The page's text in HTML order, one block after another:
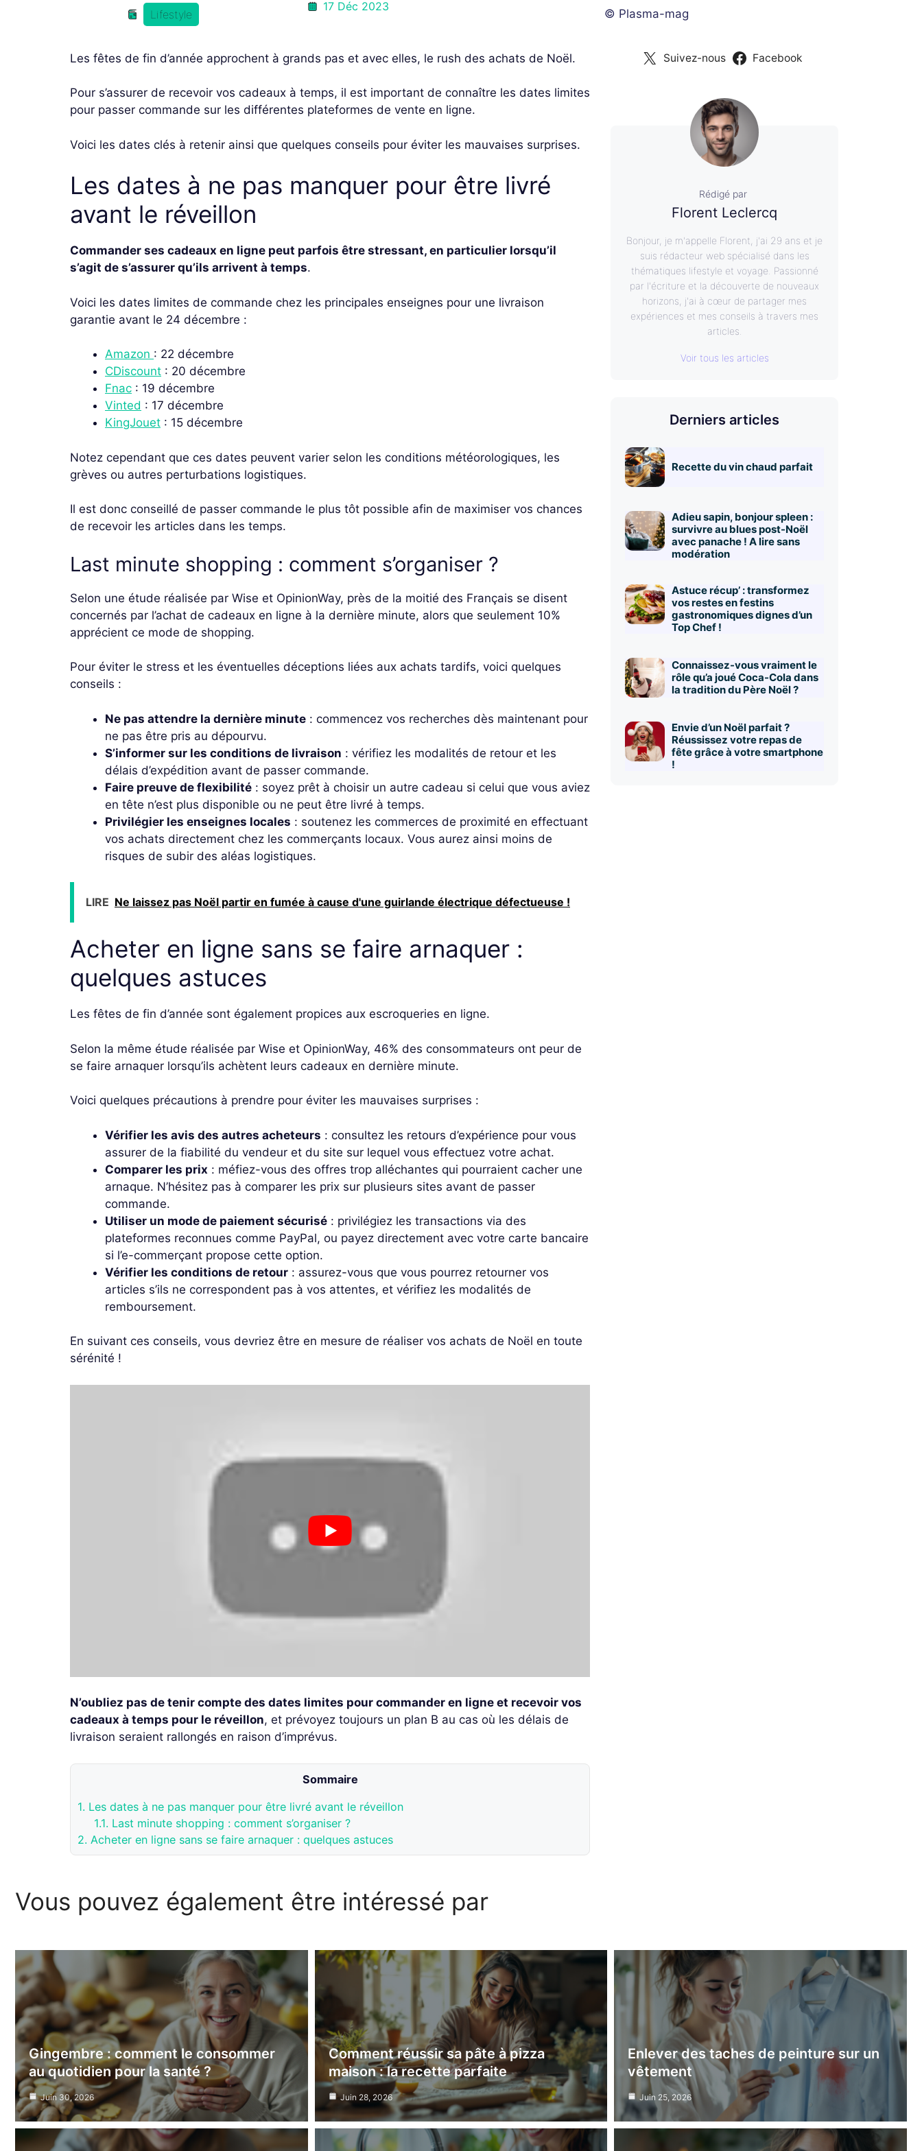
Lifestyle
17 Déc 2023
© Plasma-mag
Les fêtes de fin d’année approchent à grands pas et avec elles, le rush des achats de Noël.
Pour s’assurer de recevoir vos cadeaux à temps, il est important de connaître les dates limites
pour passer commande sur les différentes plateformes de vente en ligne.
Voici les dates clés à retenir ainsi que quelques conseils pour éviter les mauvaises surprises.
Les dates à ne pas manquer pour être livré
avant le réveillon
Commander ses cadeaux en ligne peut parfois être stressant, en particulier lorsqu’il
s’agit de s’assurer qu’ils arrivent à temps.
Voici les dates limites de commande chez les principales enseignes pour une livraison
garantie avant le 24 décembre :
Amazon : 22 décembre
CDiscount : 20 décembre
Fnac : 19 décembre
Vinted : 17 décembre
KingJouet : 15 décembre
Notez cependant que ces dates peuvent varier selon les conditions météorologiques, les
grèves ou autres perturbations logistiques.
Il est donc conseillé de passer commande le plus tôt possible afin de maximiser vos chances
de recevoir les articles dans les temps.
Last minute shopping : comment s’organiser ?
Selon une étude réalisée par Wise et OpinionWay, près de la moitié des Français se disent
concernés par l’achat de cadeaux en ligne à la dernière minute, alors que seulement 10%
apprécient ce mode de shopping.
Pour éviter le stress et les éventuelles déceptions liées aux achats tardifs, voici quelques
conseils :
Ne pas attendre la dernière minute : commencez vos recherches dès maintenant pour
ne pas être pris au dépourvu.
S’informer sur les conditions de livraison : vérifiez les modalités de retour et les
délais d’expédition avant de passer commande.
Faire preuve de flexibilité : soyez prêt à choisir un autre cadeau si celui que vous aviez
en tête n’est plus disponible ou ne peut être livré à temps.
Privilégier les enseignes locales : soutenez les commerces de proximité en effectuant
vos achats directement chez les commerçants locaux. Vous aurez ainsi moins de
risques de subir des aléas logistiques.
LIRE Ne laissez pas Noël partir en fumée à cause d'une guirlande électrique défectueuse !
Acheter en ligne sans se faire arnaquer :
quelques astuces
Les fêtes de fin d’année sont également propices aux escroqueries en ligne.
Selon la même étude réalisée par Wise et OpinionWay, 46% des consommateurs ont peur de
se faire arnaquer lorsqu’ils achètent leurs cadeaux en dernière minute.
Voici quelques précautions à prendre pour éviter les mauvaises surprises :
Vérifier les avis des autres acheteurs : consultez les retours d’expérience pour vous
assurer de la fiabilité du vendeur et du site sur lequel vous effectuez votre achat.
Comparer les prix : méfiez-vous des offres trop alléchantes qui pourraient cacher une
arnaque. N’hésitez pas à comparer les prix sur plusieurs sites avant de passer
commande.
Utiliser un mode de paiement sécurisé : privilégiez les transactions via des
plateformes reconnues comme PayPal, ou payez directement avec votre carte bancaire
si l’e-commerçant propose cette option.
Vérifier les conditions de retour : assurez-vous que vous pourrez retourner vos
articles s’ils ne correspondent pas à vos attentes, et vérifiez les modalités de
remboursement.
En suivant ces conseils, vous devriez être en mesure de réaliser vos achats de Noël en toute
sérénité !
N’oubliez pas de tenir compte des dates limites pour commander en ligne et recevoir vos
cadeaux à temps pour le réveillon, et prévoyez toujours un plan B au cas où les délais de
livraison seraient rallongés en raison d’imprévus.
Sommaire
1. Les dates à ne pas manquer pour être livré avant le réveillon
1.1. Last minute shopping : comment s’organiser ?
2. Acheter en ligne sans se faire arnaquer : quelques astuces
Suivez-nous Facebook
Rédigé par
Florent Leclercq
Bonjour, je m'appelle Florent, j'ai 29 ans et je
suis rédacteur web spécialisé dans les
thématiques lifestyle et voyage. Passionné
par l'écriture et la découverte de nouveaux
horizons, j'ai à cœur de partager mes
expériences et mes conseils à travers mes
articles.
Voir tous les articles
Derniers articles
Recette du vin chaud parfait
Adieu sapin, bonjour spleen :
survivre au blues post-Noël
avec panache ! A lire sans
modération
Astuce récup’ : transformez
vos restes en festins
gastronomiques dignes d’un
Top Chef !
Connaissez-vous vraiment le
rôle qu’a joué Coca-Cola dans
la tradition du Père Noël ?
Envie d’un Noël parfait ?
Réussissez votre repas de
fête grâce à votre smartphone
!
Vous pouvez également être intéressé par
Gingembre : comment le consommer
au quotidien pour la santé ?
Juin 30, 2026
Comment réussir sa pâte à pizza
maison : la recette parfaite
Juin 28, 2026
Enlever des taches de peinture sur un
vêtement
Juin 25, 2026